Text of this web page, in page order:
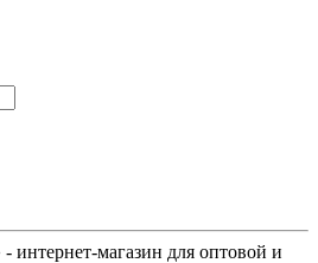
интернет-магазин для оптовой и